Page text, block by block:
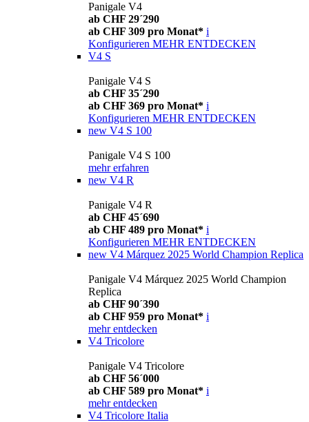
Panigale V4
ab CHF 29´290
ab CHF 309 pro Monat* i
Konfigurieren MEHR ENTDECKEN
V4 S
Panigale V4 S
ab CHF 35´290
ab CHF 369 pro Monat* i
Konfigurieren MEHR ENTDECKEN
new V4 S 100
Panigale V4 S 100
mehr erfahren
new V4 R
Panigale V4 R
ab CHF 45´690
ab CHF 489 pro Monat* i
Konfigurieren MEHR ENTDECKEN
new V4 Márquez 2025 World Champion Replica
Panigale V4 Márquez 2025 World Champion
Replica
ab CHF 90´390
ab CHF 959 pro Monat* i
mehr entdecken
V4 Tricolore
Panigale V4 Tricolore
ab CHF 56´000
ab CHF 589 pro Monat* i
mehr entdecken
V4 Tricolore Italia